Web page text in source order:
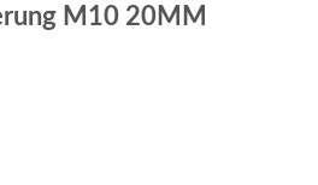
M10 20MM